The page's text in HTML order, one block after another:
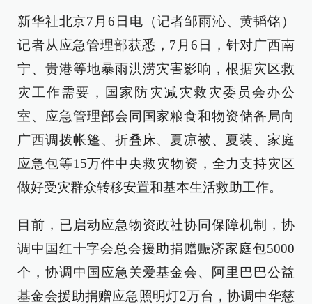
新华社北京7月6日电（记者邹雨沁、黄韬铭）
记者从应急管理部获悉，7月6日，针对广西南
宁、贵港等地暴雨洪涝灾害影响，根据灾区救
灾工作需要，国家防灾减灾救灾委员会办公
室、应急管理部会同国家粮食和物资储备局向
广西调拨帐篷、折叠床、夏凉被、夏装、家庭
应急包等15万件中央救灾物资，全力支持灾区
做好受灾群众转移安置和基本生活救助工作。
目前，已启动应急物资政社协同保障机制，协
调中国红十字会总会援助捐赠赈济家庭包5000
个，协调中国应急关爱基金会、阿里巴巴公益
基金会援助捐赠应急照明灯2万台，协调中华慈